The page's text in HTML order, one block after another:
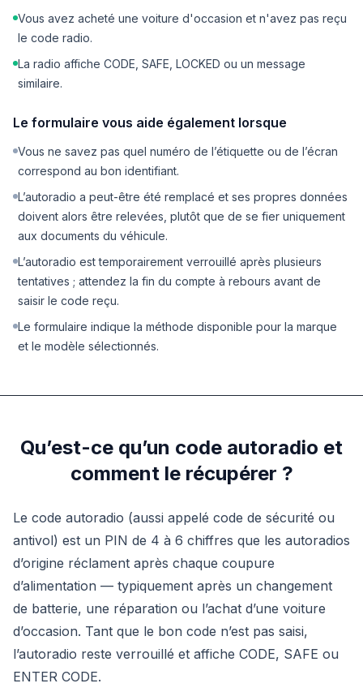
Vous avez acheté une voiture d'occasion et n'avez pas reçu
le code radio.
La radio affiche CODE, SAFE, LOCKED ou un message
similaire.
Le formulaire vous aide également lorsque
Vous ne savez pas quel numéro de l’étiquette ou de l’écran
correspond au bon identifiant.
L’autoradio a peut-être été remplacé et ses propres données
doivent alors être relevées, plutôt que de se fier uniquement
aux documents du véhicule.
L’autoradio est temporairement verrouillé après plusieurs
tentatives ; attendez la fin du compte à rebours avant de
saisir le code reçu.
Le formulaire indique la méthode disponible pour la marque
et le modèle sélectionnés.
Qu’est-ce qu’un code autoradio et
comment le récupérer ?
Le code autoradio (aussi appelé code de sécurité ou
antivol) est un PIN de 4 à 6 chiffres que les autoradios
d’origine réclament après chaque coupure
d’alimentation — typiquement après un changement
de batterie, une réparation ou l’achat d’une voiture
d’occasion. Tant que le bon code n’est pas saisi,
l’autoradio reste verrouillé et affiche CODE, SAFE ou
ENTER CODE.